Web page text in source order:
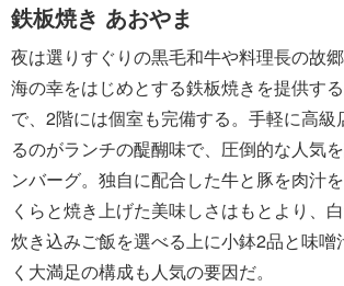
鉄板焼き あおやま
夜は選りすぐりの黒毛和牛や料理長の故
海の幸をはじめとする鉄板焼きを提供す
で、2階には個室も完備する。手軽に高級
るのがランチの醍醐味で、圧倒的な人気
ンバーグ。独自に配合した牛と豚を肉汁
くらと焼き上げた美味しさはもとより、
炊き込みご飯を選べる上に小鉢2品と味噌
く大満足の構成も人気の要因だ。